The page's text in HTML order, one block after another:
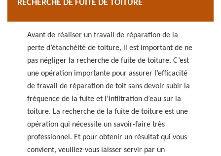
RECHERCHE DE FUITE DE TOITURE
Avant de réaliser un travail de réparation de la
perte d’étanchéité de toiture, il est important de ne
pas négliger la recherche de fuite de toiture. C’est
une opération importante pour assurer l’efficacité
de travail de réparation de toit sans devoir subir la
fréquence de la fuite et l’infiltration d’eau sur la
toiture. La recherche de la fuite de toiture est une
opération qui nécessite un savoir-faire très
professionnel. Et pour obtenir un résultat qui vous
convient, veuillez-vous laisser servir par un